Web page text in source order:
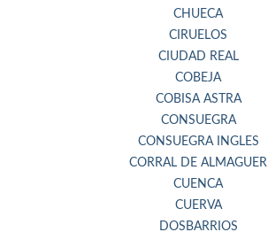
CHUECA
CIRUELOS
CIUDAD REAL
COBEJA
COBISA ASTRA
CONSUEGRA
CONSUEGRA INGLES
CORRAL DE ALMAGUER
CUENCA
CUERVA
DOSBARRIOS